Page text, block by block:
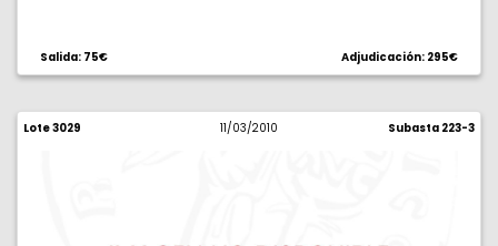
Salida: 75€ Adjudicación: 295€
Lote 3029 11/03/2010 Subasta 223-3